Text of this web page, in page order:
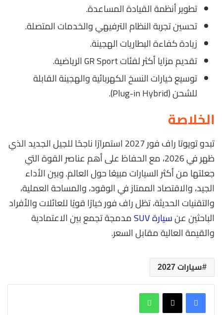
تطوير أنظمة القيادة المساعدة.
تحسين تجربة النظام الترفيهي والخدمات المتصلة.
زيادة كفاءة البطاريات الهجينة.
تقديم مزايا أكثر لفئات GR Sport الرياضية.
توسيع خيارات النسخ الكهربائية والهجينة القابلة
للشحن (Plug-in Hybrid).
الخلاصة
تبدو تويوتا راف فور 2027 استمرارًا ناجحًا للجيل الجديد الذي
ظهر في 2026، مع الحفاظ على أهم عناصر القوة التي
جعلتها من أكثر السيارات مبيعًا حول العالم. وبين الأداء
الجيد، والاقتصاد الممتاز في الوقود، والمساحة العملية،
والتقنيات الحديثة، تظل راف فور خيارًا قويًا للعائلات والأفراد
الباحثين عنسيارة SUV
مدمجة تجمع بين الاعتمادية
والقيمة العالية مقابل السعر.
سيارات 2027